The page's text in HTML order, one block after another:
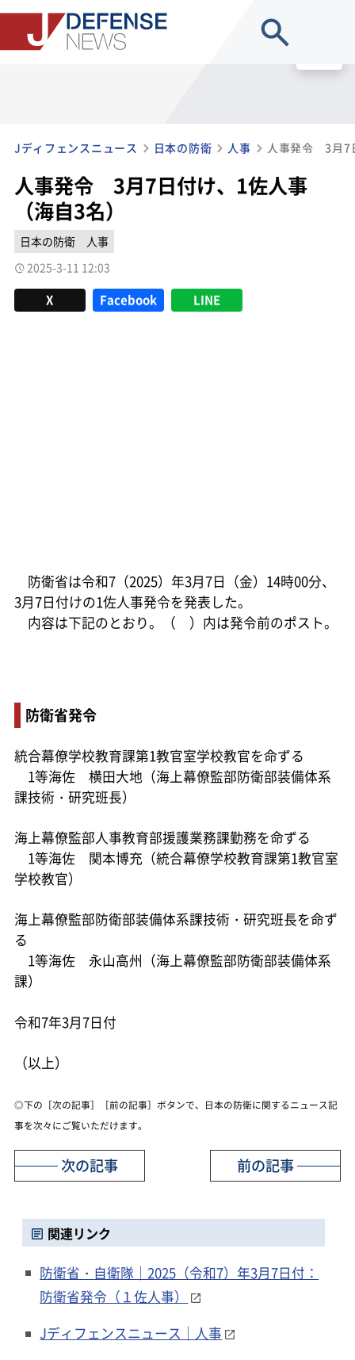
Jディフェンスニュース 日本の防衛 人事 人事発令 3月7
人事発令 3月7日付け、1佐人事
（海自3名）
日本の防衛
人事
2025-3-11 12:03
X Facebook LINE
防衛省は令和7（2025）年3月7日（金）14時00分、
3月7日付けの1佐人事発令を発表した。
内容は下記のとおり。（ ）内は発令前のポスト。
防衛省発令
統合幕僚学校教育課第1教官室学校教官を命ずる
1等海佐 横田大地（海上幕僚監部防衛部装備体系
課技術・研究班長）
海上幕僚監部人事教育部援護業務課勤務を命ずる
1等海佐 関本博充（統合幕僚学校教育課第1教官室
学校教官）
海上幕僚監部防衛部装備体系課技術・研究班長を命ず
る
1等海佐 永山高州（海上幕僚監部防衛部装備体系
課）
令和7年3月7日付
（以上）
◎下の［次の記事］［前の記事］ボタンで、日本の防衛に関するニュース記
事を次々にご覧いただけます。
前の記事
次の記事
関連リンク
防衛省・自衛隊｜2025（令和7）年3月7日付：
防衛省発令（１佐人事）
Jディフェンスニュース｜人事